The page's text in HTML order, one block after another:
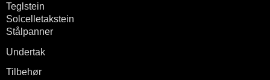
Teglstein
Solcelletakstein
Stålpanner
Undertak
Tilbehør